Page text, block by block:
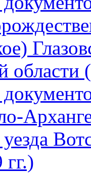
области